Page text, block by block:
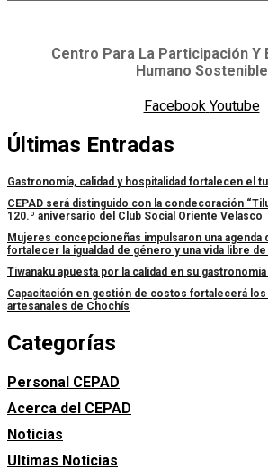
Centro Para La Participación Y
Humano Sostenible
Facebook Youtube
Últimas Entradas
Gastronomía, calidad y hospitalidad fortalecen el
CEPAD será distinguido con la condecoración
120.º aniversario del Club Social Oriente Velasco
Mujeres concepcioneñas impulsaron una agenda
fortalecer la igualdad de género y una vida libre
Tiwanaku apuesta por la calidad en su
Capacitación en gestión de costos fortalecerá
artesanales de Chochís
Categorías
Personal CEPAD
Acerca del CEPAD
Noticias
Ultimas Noticias